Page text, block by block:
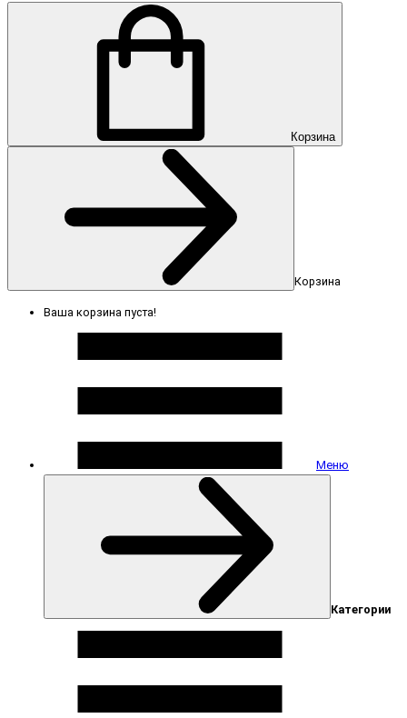
Корзина
Корзина
Ваша корзина пуста!
Меню
Категории